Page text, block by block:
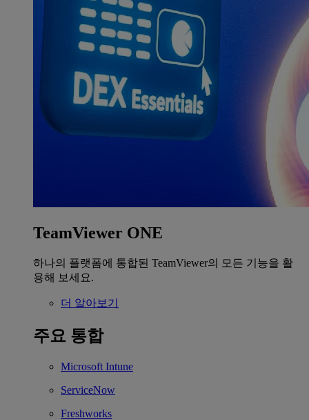
TeamViewer ONE
하나의 플랫폼에 통합된 TeamViewer의 모든 기능을 활
용해 보세요.
더 알아보기
주요 통합
Microsoft Intune
ServiceNow
Freshworks